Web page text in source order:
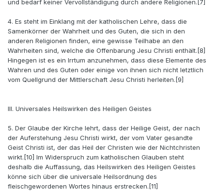
und bedarf keiner Vervollständigung durch andere Religionen.[7]
4. Es steht im Einklang mit der katholischen Lehre, dass die
Samenkörner der Wahrheit und des Guten, die sich in den
anderen Religionen finden, eine gewisse Teilhabe an den
Wahrheiten sind, welche die Offenbarung Jesu Christi enthält.[8]
Hingegen ist es ein Irrtum anzunehmen, dass diese Elemente des
Wahren und des Guten oder einige von ihnen sich nicht letztlich
vom Quellgrund der Mittlerschaft Jesu Christi herleiten.[9]
III. Universales Heilswirken des Heiligen Geistes
5. Der Glaube der Kirche lehrt, dass der Heilige Geist, der nach
der Auferstehung Jesu Christi wirkt, der vom Vater gesandte
Geist Christi ist, der das Heil der Christen wie der Nichtchristen
wirkt.[10] Im Widerspruch zum katholischen Glauben steht
deshalb die Auffassung, das Heilswirken des Heiligen Geistes
könne sich über die universale Heilsordnung des
fleischgewordenen Wortes hinaus erstrecken.[11]